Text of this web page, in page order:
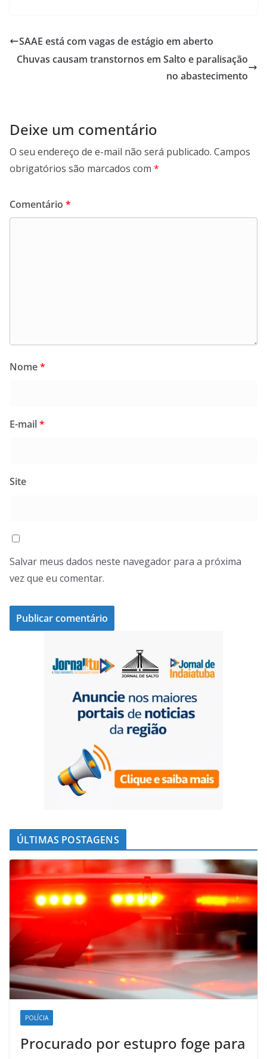
b
o
o
s
A
p
e
d
I
g
r
a
SAAE está com vagas de estágio em aberto
Chuvas causam transtornos em Salto e paralisação
no abastecimento
Deixe um comentário
O seu endereço de e-mail não será publicado. Campos
obrigatórios são marcados com *
Comentário *
Nome*
E-mail*
Site
Salvar meus dados neste navegador para a próxima
vez que eu comentar.
ÚLTIMAS POSTAGENS
POLÍCIA
Procurado por estupro foge para